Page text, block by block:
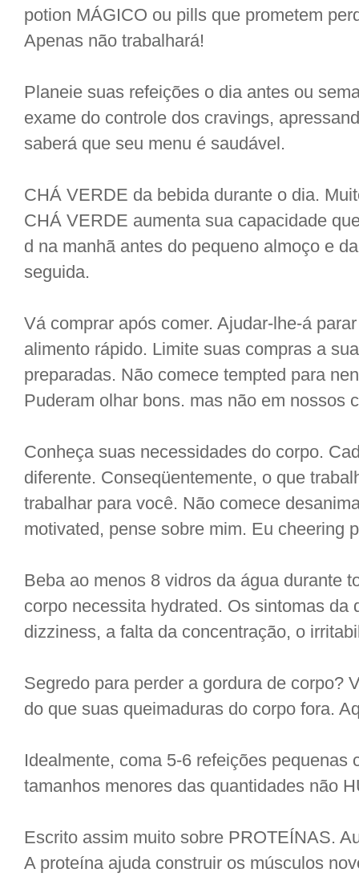
potion MÁGICO ou pills que prometem
Apenas não trabalhará!
Planeie suas refeições o dia antes ou
exame do controle dos cravings,
saberá que seu menu é saudável.
CHÁ VERDE da bebida durante o dia.
CHÁ VERDE aumenta sua capacidade
d na manhã antes do pequeno almoço e
seguida.
Vá comprar após comer. Ajudar-lhe-á
alimento rápido. Limite suas compras a
preparadas. Não comece tempted para
Puderam olhar bons. mas não em nossos
Conheça suas necessidades do corpo.
diferente. Conseqüentemente, o que
trabalhar para você. Não comece
motivated, pense sobre mim. Eu cheering
Beba ao menos 8 vidros da água durante
corpo necessita hydrated. Os sintomas da
dizziness, a falta da concentração, o
Segredo para perder a gordura de corpo?
do que suas queimaduras do corpo fora.
Idealmente, coma 5-6 refeições pequenas
tamanhos menores das quantidades não
Escrito assim muito sobre PROTEÍNAS.
A proteína ajuda construir os músculos